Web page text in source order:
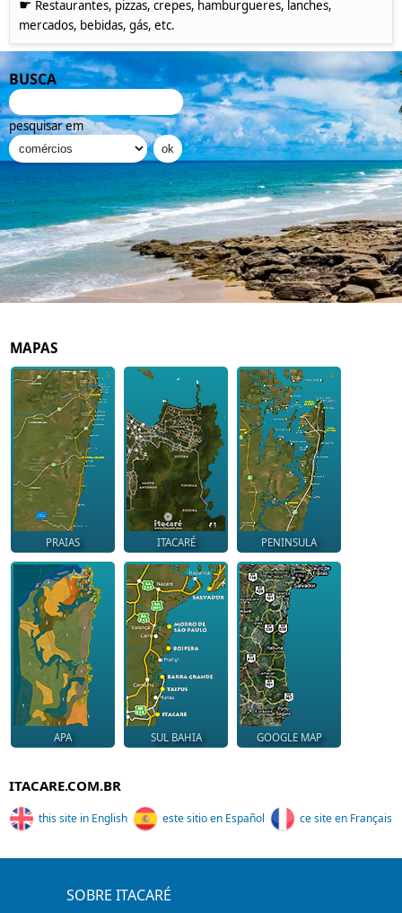
☛ Restaurantes, pizzas, crepes, hamburgueres, lanches,
mercados, bebidas, gás, etc.
BUSCA
pesquisar em
MAPAS
PRAIAS ITACARÉ PENINSULA
APA SUL BAHIA GOOGLE MAP
ITACARE.COM.BR
this site in English este sitio en Español ce site en Français
SOBRE ITACARÉ